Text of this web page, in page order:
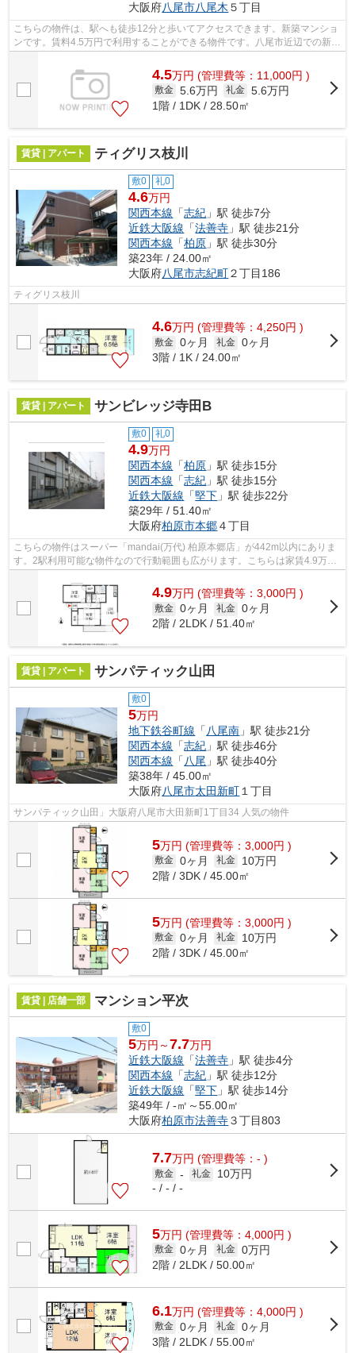
大阪府八尾市八尾木 ５丁目
こちらの物件は、駅へも徒歩12分と歩いてアクセスできます。新築マンショ
ンです。賃料4.5万円で利用することができる物件です。八尾市近辺での新居
4.5万円 (管理費等：11,000円 )
敷金 5.6万円 礼金 5.6万円
1階 / 1DK / 28.50㎡
賃貸 | アパート ティグリス枝川
敷0 礼0
4.6万円
関西本線 「志紀 」駅 徒歩7分
近鉄大阪線 「法善寺 」駅 徒歩21分
関西本線 「柏原 」駅 徒歩30分
築23年 / 24.00㎡
大阪府八尾市志紀町２丁目186
ティグリス枝川
4.6万円 (管理費等：4,250円 )
敷金 0ヶ月 礼金 0ヶ月
3階 / 1K / 24.00㎡
賃貸 | アパート サンビレッジ寺田B
敷0 礼0
4.9万円
関西本線 「柏原 」駅 徒歩15分
関西本線 「志紀 」駅 徒歩15分
近鉄大阪線 「堅下 」駅 徒歩22分
築29年 / 51.40㎡
大阪府柏原市本郷４丁目
こちらの物件はスーパー「mandai(万代) 柏原本郷店」が442m以内にありま
す。2駅利用可能な物件なので行動範囲も広がります。こちらは家賃4.9万円
の物件です。当社イチオシの物件の「サ...
4.9万円 (管理費等：3,000円 )
敷金 0ヶ月 礼金 0ヶ月
2階 / 2LDK / 51.40㎡
賃貸 | アパート サンパティック山田
敷0
5万円
地下鉄谷町線 「八尾南 」駅 徒歩21分
関西本線 「志紀 」駅 徒歩46分
関西本線 「八尾 」駅 徒歩40分
築38年 / 45.00㎡
大阪府八尾市太田新町１丁目
サンパティック山田」大阪府八尾市大田新町1丁目34 人気の物件
5万円 (管理費等：3,000円 )
敷金 0ヶ月 礼金
10万円
2階 / 3DK / 45.00㎡
5万円 (管理費等：3,000円 )
敷金 0ヶ月 礼金
10万円
2階 / 3DK / 45.00㎡
賃貸 | 店舗一部 マンション平次
敷0
5万円～7.7万円
近鉄大阪線 「法善寺 」駅 徒歩4分
関西本線 「志紀 」駅 徒歩12分
近鉄大阪線 「堅下 」駅 徒歩14分
築49年 / -㎡～55.00㎡
大阪府柏原市法善寺３丁目803
7.7万円 (管理費等：- )
敷金 - 礼金
10万円
- / - / -
5万円 (管理費等：4,000円 )
敷金 0ヶ月 礼金 0万円
2階 / 2LDK / 50.00㎡
6.1万円 (管理費等：4,000円 )
敷金 0ヶ月 礼金 0ヶ月
3階 / 2LDK / 55.00㎡